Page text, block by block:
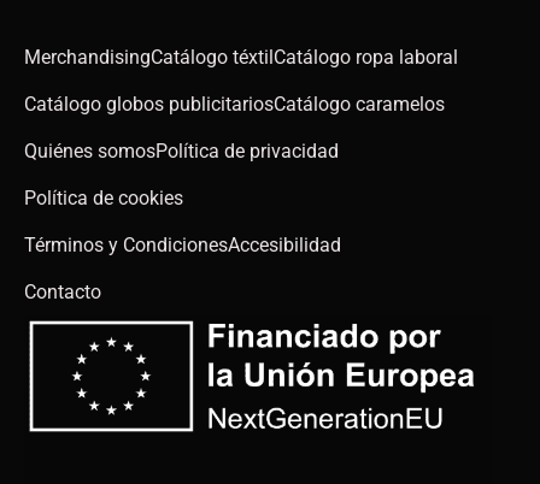
MerchandisingCatálogo téxtilCatálogo ropa laboral
Catálogo globos publicitariosCatálogo caramelos
Quiénes somosPolítica de privacidad
Política de cookies
Términos y CondicionesAccesibilidad
Contacto